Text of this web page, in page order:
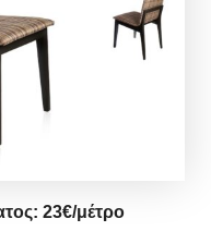
23€/μέτρο